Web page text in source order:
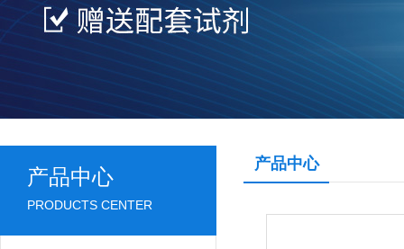
产品中心
PRODUCTS CENTER
产品中心